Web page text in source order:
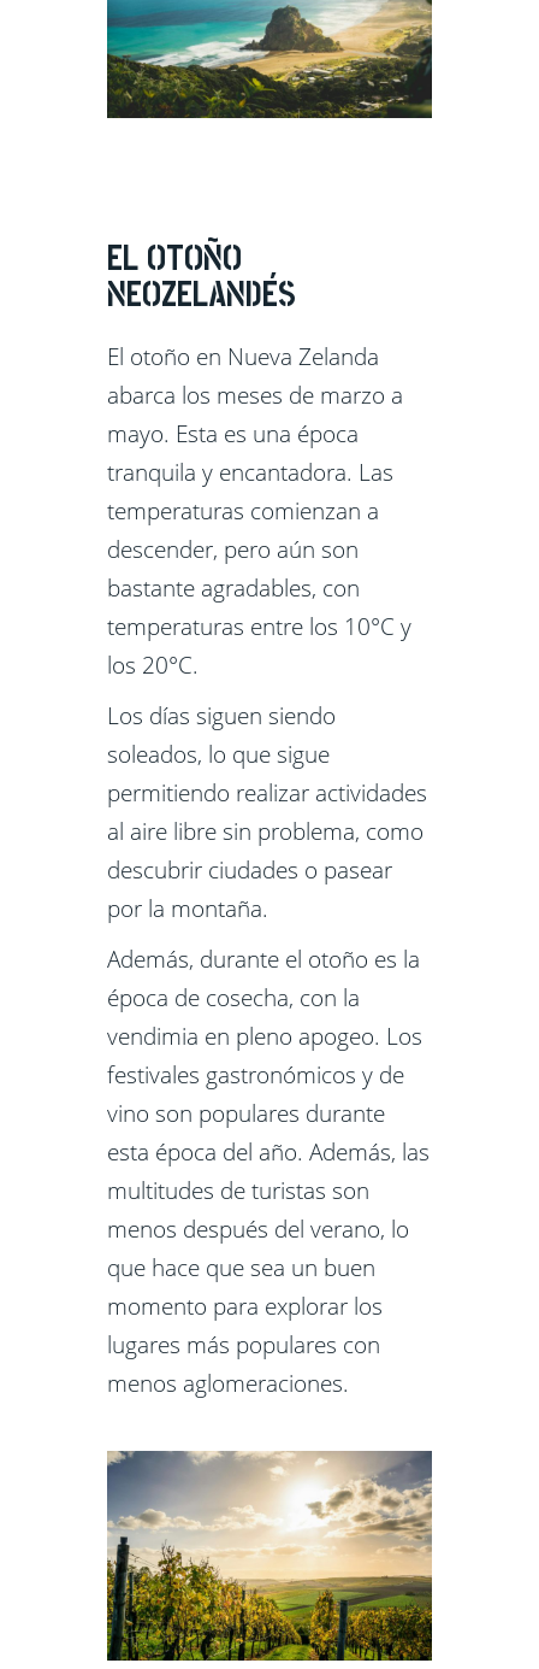
EL OTOÑO
NEOZELANDÉS
El otoño en Nueva Zelanda
abarca los meses de marzo a
mayo. Esta es una época
tranquila y encantadora. Las
temperaturas comienzan a
descender, pero aún son
bastante agradables, con
temperaturas entre los 10°C y
los 20°C.
Los días siguen siendo
soleados, lo que sigue
permitiendo realizar actividades
al aire libre sin problema, como
descubrir ciudades o pasear
por la montaña.
Además, durante el otoño es la
época de cosecha, con la
vendimia en pleno apogeo. Los
festivales gastronómicos y de
vino son populares durante
esta época del año. Además, las
multitudes de turistas son
menos después del verano, lo
que hace que sea un buen
momento para explorar los
lugares más populares con
menos aglomeraciones.